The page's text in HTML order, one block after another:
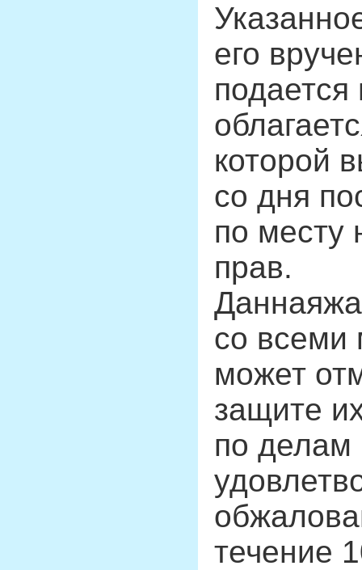
его
которой
со дня
по месту
прав.
со всеми
может
защите
по делам
течение